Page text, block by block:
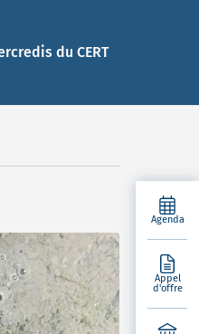
du CERT
Agenda
Appel
d'offre